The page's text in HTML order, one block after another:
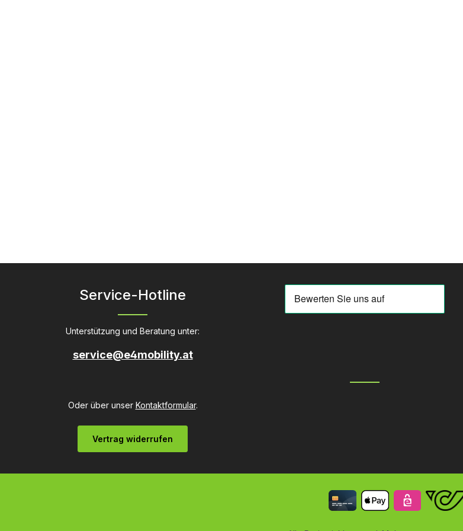
Service-Hotline
Unterstützung und Beratung unter:
service@e4mobility.at
Oder über unser Kontaktformular.
Vertrag widerrufen